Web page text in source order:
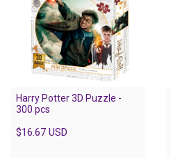
Harry Potter 3D Puzzle -
300 pcs
$16.67 USD